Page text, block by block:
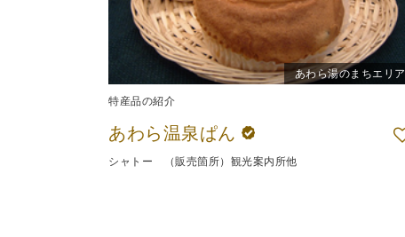
あわら湯のまちエリア
特産品の紹介
あわら温泉ぱん
シャトー （販売箇所）観光案内所他